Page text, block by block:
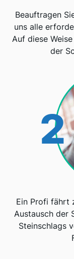
Beauftragen
uns alle
Auf diese
der
2
Ein Profi fährt
Austausch der
Steinschlags